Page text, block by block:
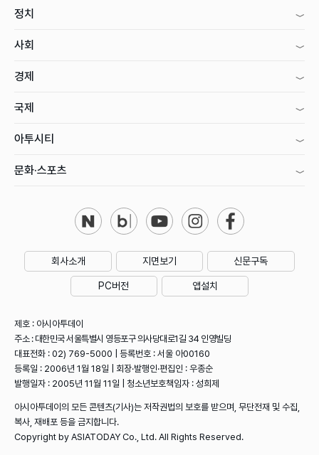
정치
사회
경제
국제
아투시티
문화·스포츠
회사소개 지면보기 신문구독
PC버전 앱설치
제호 : 아시아투데이
주소 : 대한민국 서울특별시 영등포구 의사당대로1길 34 인영빌딩
대표전화 : 02) 769-5000 | 등록번호 : 서울 아00160
등록일 : 2006년 1월 18일 | 회장·발행인·편집인 : 우종순
발행일자 : 2005년 11월 11일 | 청소년보호책임자 : 성희제
아시아투데이의 모든 콘텐츠(기사)는 저작권법의 보호를 받으며, 무단전재 및 수집,
복사, 재배포 등을 금지합니다.
Copyright by ASIATODAY Co., Ltd. All Rights Reserved.